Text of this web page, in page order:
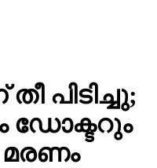
പിടിച്ചു;
മരണം